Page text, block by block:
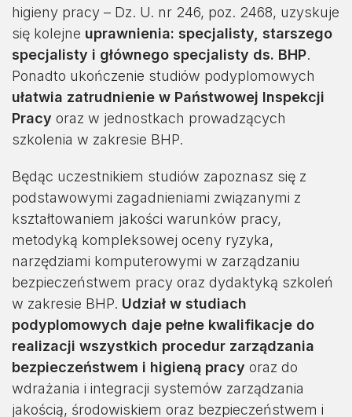
higieny pracy – Dz. U. nr 246, poz. 2468, uzyskuje
się kolejne uprawnienia: specjalisty, starszego
specjalisty i głównego specjalisty ds. BHP.
Ponadto ukończenie studiów podyplomowych
ułatwia zatrudnienie w Państwowej Inspekcji
Pracy oraz w jednostkach prowadzących
szkolenia w zakresie BHP.
Będąc uczestnikiem studiów zapoznasz się z
podstawowymi zagadnieniami związanymi z
kształtowaniem jakości warunków pracy,
metodyką kompleksowej oceny ryzyka,
narzędziami komputerowymi w zarządzaniu
bezpieczeństwem pracy oraz dydaktyką szkoleń
w zakresie BHP. Udział w studiach
podyplomowych daje pełne kwalifikacje do
realizacji wszystkich procedur zarządzania
bezpieczeństwem i higieną pracy oraz do
wdrażania i integracji systemów zarządzania
jakością, środowiskiem oraz bezpieczeństwem i